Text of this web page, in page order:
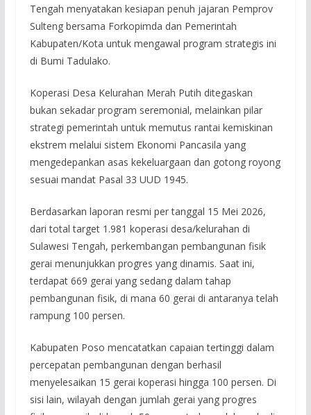
Tengah menyatakan kesiapan penuh jajaran Pemprov
Sulteng bersama Forkopimda dan Pemerintah
Kabupaten/Kota untuk mengawal program strategis ini
di Bumi Tadulako.
Koperasi Desa Kelurahan Merah Putih ditegaskan
bukan sekadar program seremonial, melainkan pilar
strategi pemerintah untuk memutus rantai kemiskinan
ekstrem melalui sistem Ekonomi Pancasila yang
mengedepankan asas kekeluargaan dan gotong royong
sesuai mandat Pasal 33 UUD 1945.
Berdasarkan laporan resmi per tanggal 15 Mei 2026,
dari total target 1.981 koperasi desa/kelurahan di
Sulawesi Tengah, perkembangan pembangunan fisik
gerai menunjukkan progres yang dinamis. Saat ini,
terdapat 669 gerai yang sedang dalam tahap
pembangunan fisik, di mana 60 gerai di antaranya telah
rampung 100 persen.
​Kabupaten Poso mencatatkan capaian tertinggi dalam
percepatan pembangunan dengan berhasil
menyelesaikan 15 gerai koperasi hingga 100 persen. Di
sisi lain, wilayah dengan jumlah gerai yang progres